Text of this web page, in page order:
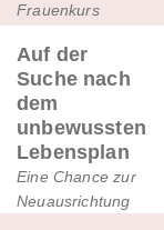
Frauenkurs
Auf der
Suche nach
dem
unbewussten
Lebensplan
Eine Chance zur
Neuausrichtung